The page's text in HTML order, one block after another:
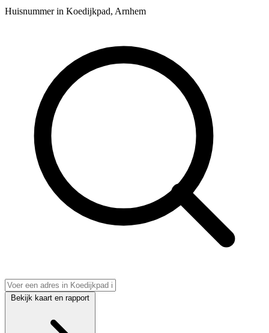
Huisnummer in Koedijkpad, Arnhem
Bekijk kaart en rapport